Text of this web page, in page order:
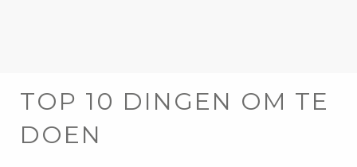
TOP 10 DINGEN OM TE
DOEN